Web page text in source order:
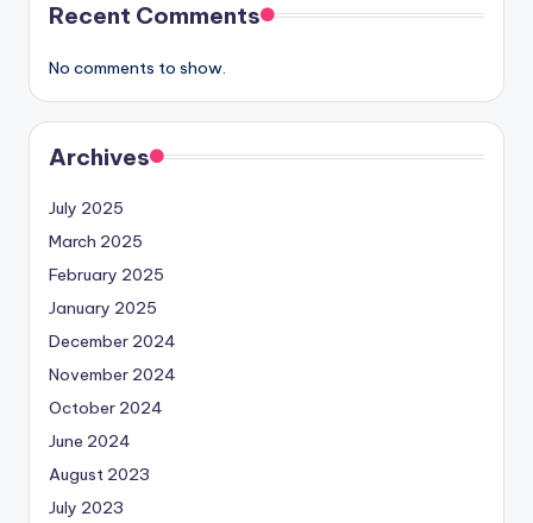
Recent Comments
No comments to show.
Archives
July 2025
March 2025
February 2025
January 2025
December 2024
November 2024
October 2024
June 2024
August 2023
July 2023